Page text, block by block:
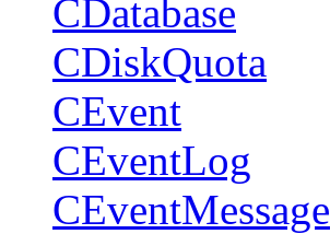
CDatabase
CDiskQuota
CEvent
CEventLog
CEventMessage